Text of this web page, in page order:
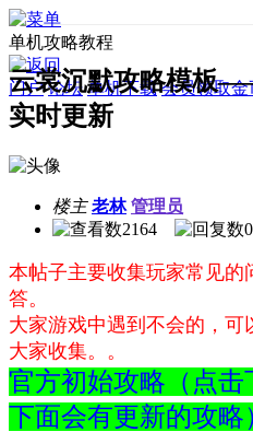
单机攻略教程
门户 论坛 单机下载 会员领取金
云裳沉默攻略模板
实时更新
楼主 老林 管理员
2164
0
本帖子主要收集玩家常见
答。
大家游戏中遇到不会的，
大家收集。。
官方初始攻略（点
下面会有更新的攻